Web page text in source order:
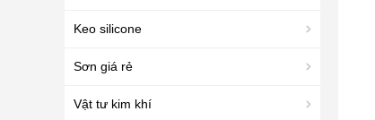
Keo silicone
Sơn giá rẻ
Vật tư kim khí